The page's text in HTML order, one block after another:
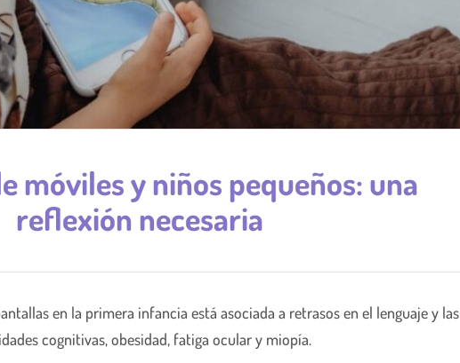
móviles y niños pequeños: una
reflexión necesaria
en la primera infancia está asociada a retrasos en el lenguaje y las
cognitivas, obesidad, fatiga ocular y miopía.